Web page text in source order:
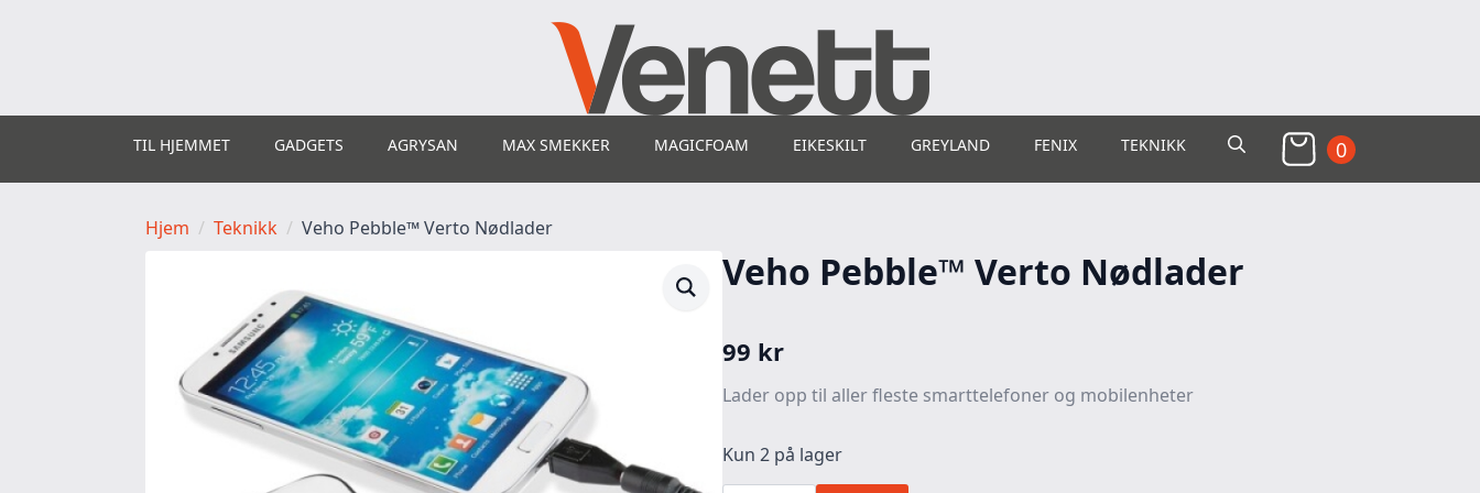
TIL HJEMMET GADGETS AGRYSAN MAX SMEKKER MAGICFOAM EIKESKILT GREYLAND FENIX TEKNIKK
Search
0
Hjem Teknikk Veho Pebble™ Verto Nødlader
Veho Pebble™ Verto Nødlader
99 kr
Lader opp til aller fleste smarttelefoner og mobilenheter
Kun 2 på lager